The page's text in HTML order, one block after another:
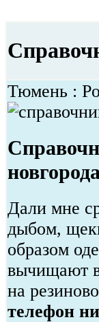
Тюмень :
новгорода
Дали мне
дыбом,
образом
вычищают
на
телефон